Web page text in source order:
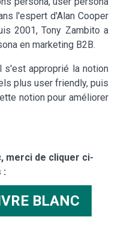
l'espert d'Alan Cooper
2001, Tony Zambito a
en marketing B2B.
s'est approprié la notion
plus user friendly, puis
notion pour améliorer
merci de cliquer ci-
:
BLANC